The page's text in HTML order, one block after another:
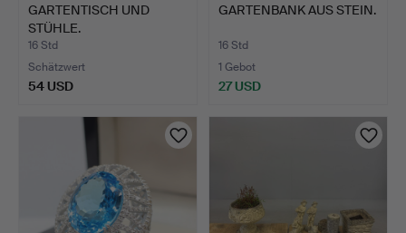
GARTENTISCH UND
STÜHLE.
16 Std
Schätzwert
54 USD
GARTENBANK AUS STEIN.
16 Std
1 Gebot
27 USD